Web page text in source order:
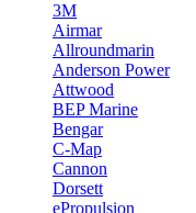
3M
Airmar
Allroundmarin
Anderson Power
Attwood
BEP Marine
Bengar
C-Map
Cannon
Dorsett
ePropulsion